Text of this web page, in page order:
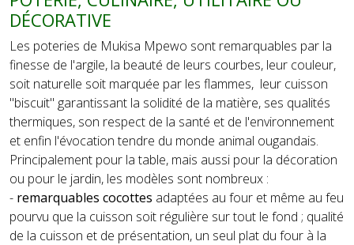
DÉCORATIVE
Les poteries de Mukisa Mpewo sont remarquables par la
finesse de l'argile, la beauté de leurs courbes, leur couleur,
soit naturelle soit marquée par les flammes, leur cuisson
"biscuit" garantissant la solidité de la matière, ses qualités
thermiques, son respect de la santé et de l'environnement
et enfin l'évocation tendre du monde animal ougandais.
Principalement pour la table, mais aussi pour la décoration
ou pour le jardin, les modèles sont nombreux :
- remarquables cocottes adaptées au four et même au feu
pourvu que la cuisson soit régulière sur tout le fond ; qualité
de la cuisson et de présentation, un seul plat du four à la